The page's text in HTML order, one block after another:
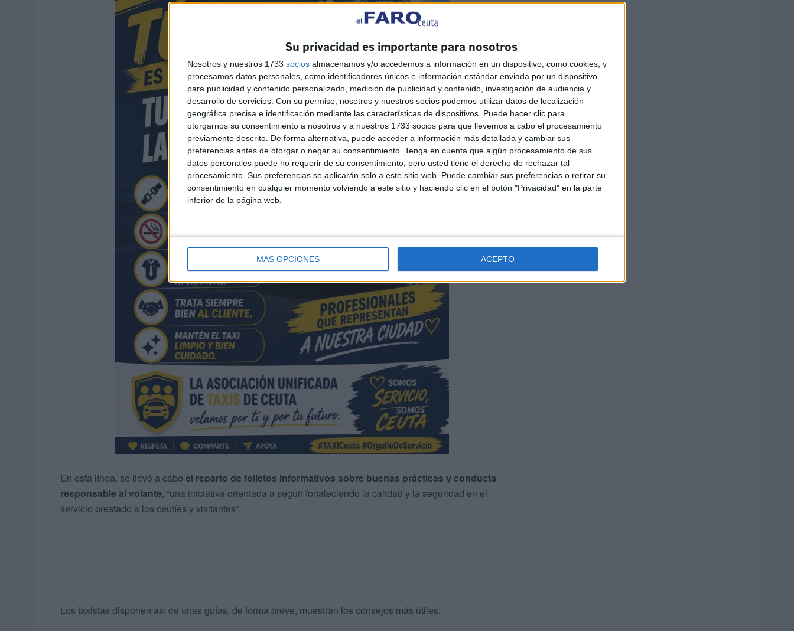
Su privacidad es importante para nosotros
Nosotros y nuestros 1733 socios almacenamos y/o accedemos a información en un dispositivo, como cookies, y
procesamos datos personales, como identificadores únicos e información estándar enviada por un dispositivo
para publicidad y contenido personalizado, medición de publicidad y contenido, investigación de audiencia y
desarrollo de servicios. Con su permiso, nosotros y nuestros socios podemos utilizar datos de localización
geográfica precisa e identificación mediante las características de dispositivos. Puede hacer clic para
otorgarnos su consentimiento a nosotros y a nuestros 1733 socios para que llevemos a cabo el procesamiento
previamente descrito. De forma alternativa, puede acceder a información más detallada y cambiar sus
preferencias antes de otorgar o negar su consentimiento. Tenga en cuenta que algún procesamiento de sus
datos personales puede no requerir de su consentimiento, pero usted tiene el derecho de rechazar tal
procesamiento. Sus preferencias se aplicarán solo a este sitio web. Puede cambiar sus preferencias o retirar su
consentimiento en cualquier momento volviendo a este sitio y haciendo clic en el botón "Privacidad" en la parte
inferior de la página web.
MÁS OPCIONES ACEPTO
En esta línea, se llevó a cabo el reparto de folletos informativos sobre buenas prácticas y conducta
responsable al volante, “una iniciativa orientada a seguir fortaleciendo la calidad y la seguridad en el
servicio prestado a los ceutíes y visitantes”.
Los taxistas disponen así de unas guías, de forma breve, muestran los consejos más útiles.